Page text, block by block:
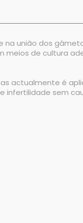
na união dos
meios de cultura
actualmente é
infertilidade sem